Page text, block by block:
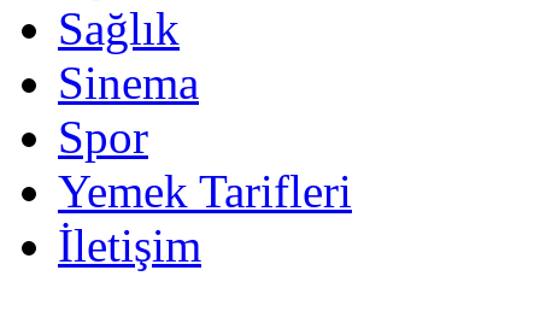
Sağlık
Sinema
Spor
Yemek Tarifleri
İletişim